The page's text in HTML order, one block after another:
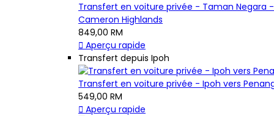
Transfert en voiture privée - Taman Negara -
Cameron Highlands
849,00 RM
 Aperçu rapide
Transfert depuis Ipoh
Transfert en voiture privée - Ipoh vers
549,00 RM
 Aperçu rapide